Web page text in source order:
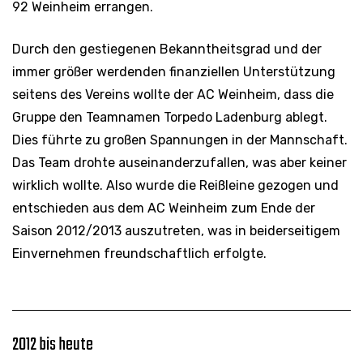
92 Weinheim errangen.
Durch den gestiegenen Bekanntheitsgrad und der
immer größer werdenden finanziellen Unterstützung
seitens des Vereins wollte der AC Weinheim, dass die
Gruppe den Teamnamen Torpedo Ladenburg ablegt.
Dies führte zu großen Spannungen in der Mannschaft.
Das Team drohte auseinanderzufallen, was aber keiner
wirklich wollte. Also wurde die Reißleine gezogen und
entschieden aus dem AC Weinheim zum Ende der
Saison 2012/2013 auszutreten, was in beiderseitigem
Einvernehmen freundschaftlich erfolgte.
2012 bis heute